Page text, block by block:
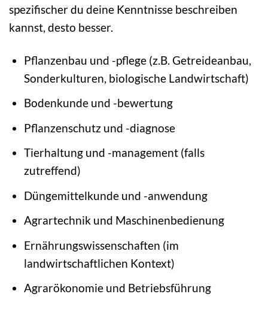
spezifischer du deine Kenntnisse beschreiben
kannst, desto besser.
Pflanzenbau und -pflege (z.B. Getreideanbau,
Sonderkulturen, biologische Landwirtschaft)
Bodenkunde und -bewertung
Pflanzenschutz und -diagnose
Tierhaltung und -management (falls
zutreffend)
Düngemittelkunde und -anwendung
Agrartechnik und Maschinenbedienung
Ernährungswissenschaften (im
landwirtschaftlichen Kontext)
Agrarökonomie und Betriebsführung